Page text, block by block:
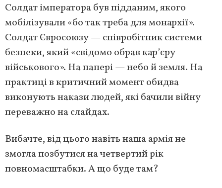
Солдат імператора був підданим, якого
мобілізували «бо так треба для монархії».
Солдат Євросоюзу — співробітник системи
безпеки, який «свідомо обрав кар’єру
військового». На папері — небо й земля. На
практиці в критичний момент обидва
виконують накази людей, які бачили війну
переважно на слайдах.
Вибачте, від цього навіть наша армія не
змогла позбутися на четвертий рік
повномасштабки. А що буде там?